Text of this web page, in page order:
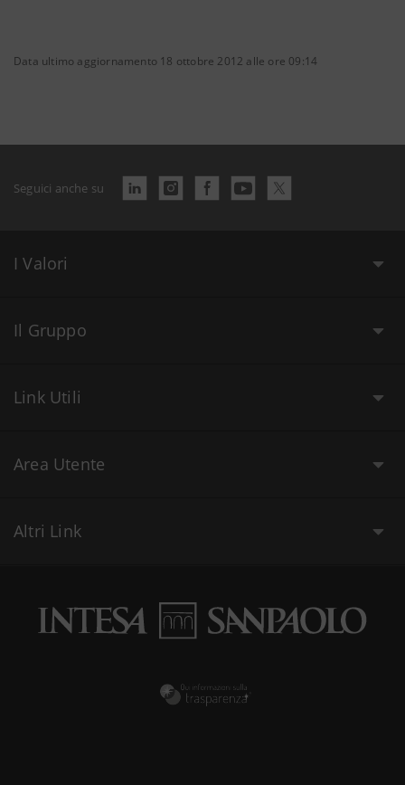
Data ultimo aggiornamento 18 ottobre 2012 alle ore 09:14
Seguici anche su
I Valori
Il Gruppo
Link Utili
Area Utente
Altri Link